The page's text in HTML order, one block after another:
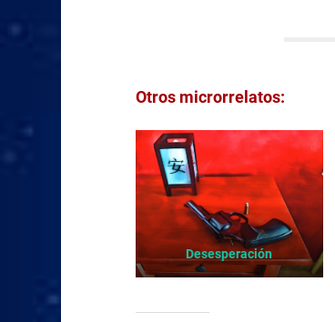
Otros microrrelatos:
Desesperación